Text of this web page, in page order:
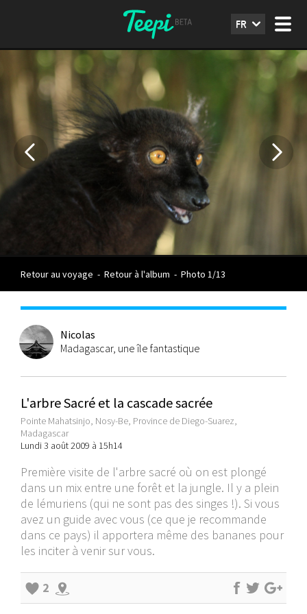
FR
Retour au voyage - Retour à l'album - Photo 1/13
Nicolas
Madagascar, une île fantastique
L'arbre Sacré et la cascade sacrée
Pointe Mahatsinjo, Nosy-Be, Province de Diego-Suarez,
Madagascar
Lundi 3 août 2009 à 15h14
Première visite de l'arbre sacré où on est plongé
dans un mix entre une forêt et la jungle. Il y a plein
de lémuriens (qui ne sont pas des singes !). Si vous
avez un guide avec vous (ce que je recommande
dans ce pays) il apportera même des bananes pour
les inciter à venir sur vous.
2